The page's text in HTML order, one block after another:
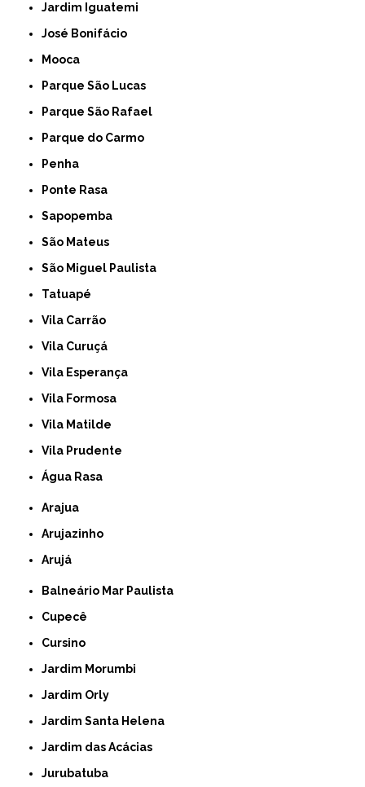
Jardim Iguatemi
José Bonifácio
Mooca
Parque São Lucas
Parque São Rafael
Parque do Carmo
Penha
Ponte Rasa
Sapopemba
São Mateus
São Miguel Paulista
Tatuapé
Vila Carrão
Vila Curuçá
Vila Esperança
Vila Formosa
Vila Matilde
Vila Prudente
Água Rasa
Arajua
Arujazinho
Arujá
Balneário Mar Paulista
Cupecê
Cursino
Jardim Morumbi
Jardim Orly
Jardim Santa Helena
Jardim das Acácias
Jurubatuba